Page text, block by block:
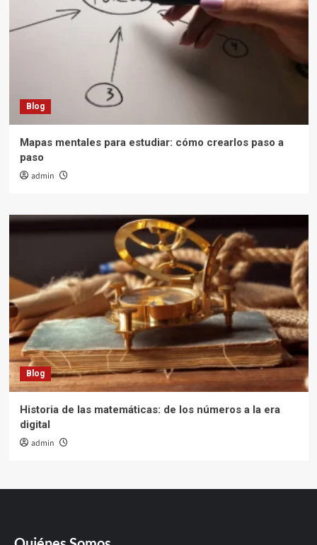
Blog
Mapas mentales para estudiar: cómo crearlos paso a
paso
admin
Blog
Historia de las matemáticas: de los números a la era
digital
admin